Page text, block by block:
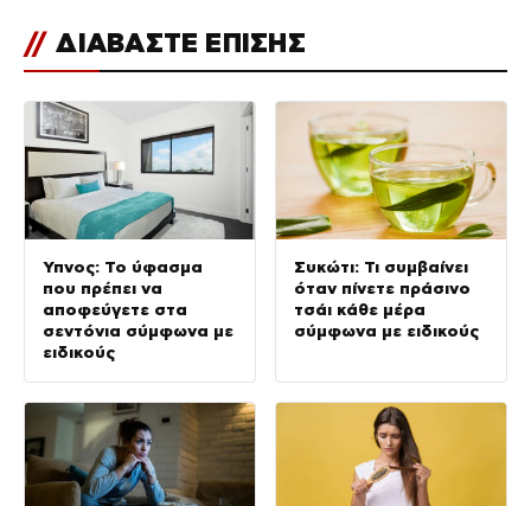
// ΔΙΑΒΑΣΤΕ ΕΠΙΣΗΣ
Ύπνος: Το ύφασμα
που πρέπει να
αποφεύγετε στα
σεντόνια σύμφωνα με
ειδικούς
Συκώτι: Τι συμβαίνει
όταν πίνετε πράσινο
τσάι κάθε μέρα
σύμφωνα με ειδικούς